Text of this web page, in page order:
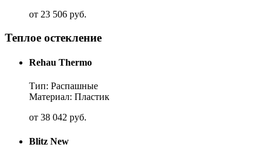
от 23 506 руб.
Теплое остекление
Rehau Thermo
Тип: Распашные
Материал: Пластик
от 38 042 руб.
Blitz New